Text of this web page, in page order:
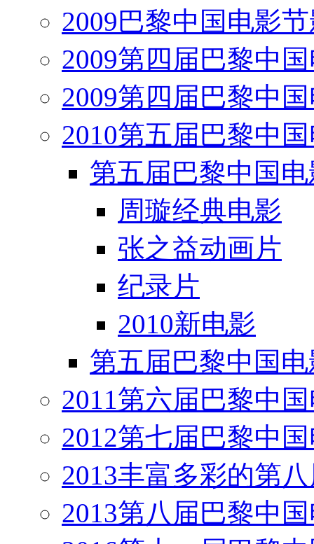
2009巴黎中国电影
2009第四届巴黎中
2009第四届巴黎中
2010第五届巴黎中
第五届巴黎中国
周璇经典电影
张之益动画片
纪录片
2010新电影
第五届巴黎中国
2011第六届巴黎中
2012第七届巴黎中
2013丰富多彩的第
2013第八届巴黎中